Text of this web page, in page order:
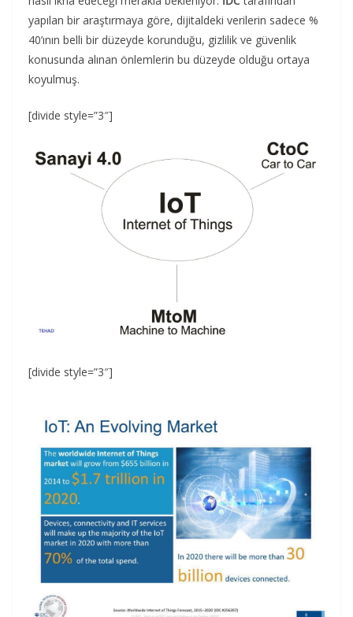
yapılan bir araştırmaya göre, dijitaldeki verilerin sadece %
40’ının belli bir düzeyde korunduğu, gizlilik ve güvenlik
konusunda alınan önlemlerin bu düzeyde olduğu ortaya
koyulmuş.
[divide style=”3″]
[divide style=”3″]